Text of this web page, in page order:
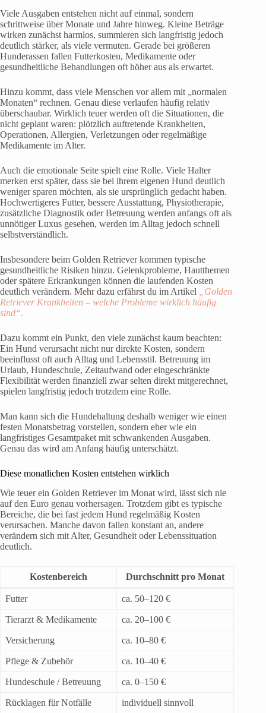
Viele Ausgaben entstehen nicht auf einmal, sondern
schrittweise über Monate und Jahre hinweg. Kleine Beträge
wirken zunächst harmlos, summieren sich langfristig jedoch
deutlich stärker, als viele vermuten. Gerade bei größeren
Hunderassen fallen Futterkosten, Medikamente oder
gesundheitliche Behandlungen oft höher aus als erwartet.
Hinzu kommt, dass viele Menschen vor allem mit „normalen
Monaten“ rechnen. Genau diese verlaufen häufig relativ
überschaubar. Wirklich teuer werden oft die Situationen, die
nicht geplant waren: plötzlich auftretende Krankheiten,
Operationen, Allergien, Verletzungen oder regelmäßige
Medikamente im Alter.
Auch die emotionale Seite spielt eine Rolle. Viele Halter
merken erst später, dass sie bei ihrem eigenen Hund deutlich
weniger sparen möchten, als sie ursprünglich gedacht haben.
Hochwertigeres Futter, bessere Ausstattung, Physiotherapie,
zusätzliche Diagnostik oder Betreuung werden anfangs oft als
unnötiger Luxus gesehen, werden im Alltag jedoch schnell
selbstverständlich.
Insbesondere beim Golden Retriever kommen typische
gesundheitliche Risiken hinzu. Gelenkprobleme, Hautthemen
oder spätere Erkrankungen können die laufenden Kosten
deutlich verändern. Mehr dazu erfährst du im Artikel
„Golden
Retriever Krankheiten – welche Probleme wirklich häufig
sind“.
Dazu kommt ein Punkt, den viele zunächst kaum beachten:
Ein Hund verursacht nicht nur direkte Kosten, sondern
beeinflusst oft auch Alltag und Lebensstil. Betreuung im
Urlaub, Hundeschule, Zeitaufwand oder eingeschränkte
Flexibilität werden finanziell zwar selten direkt mitgerechnet,
spielen langfristig jedoch trotzdem eine Rolle.
Man kann sich die Hundehaltung deshalb weniger wie einen
festen Monatsbetrag vorstellen, sondern eher wie ein
langfristiges Gesamtpaket mit schwankenden Ausgaben.
Genau das wird am Anfang häufig unterschätzt.
Diese monatlichen Kosten entstehen wirklich
Wie teuer ein Golden Retriever im Monat wird, lässt sich nie
auf den Euro genau vorhersagen. Trotzdem gibt es typische
Bereiche, die bei fast jedem Hund regelmäßig Kosten
verursachen. Manche davon fallen konstant an, andere
verändern sich mit Alter, Gesundheit oder Lebenssituation
deutlich.
Kostenbereich Durchschnitt pro Monat
Futter ca. 50–120 €
Tierarzt & Medikamente ca. 20–100 €
Versicherung ca. 10–80 €
Pflege & Zubehör ca. 10–40 €
Hundeschule / Betreuung ca. 0–150 €
Rücklagen für Notfälle individuell sinnvoll